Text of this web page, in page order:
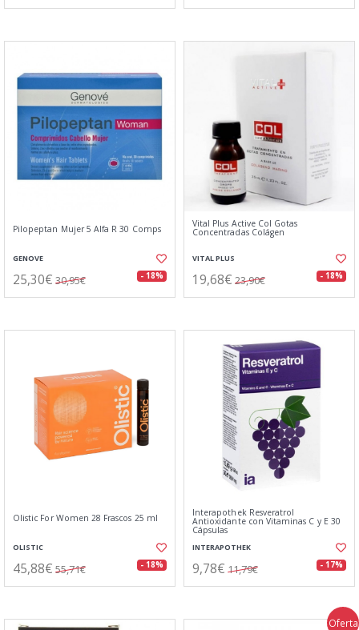
Pilopeptan Mujer 5 Alfa R 30 Comps
GENOVE
25,30€ 30,95€ - 18%
Vital Plus Active Col Gotas
Concentradas Colágen
VITAL PLUS
19,68€ 23,90€ - 18%
Olistic For Women 28 Frascos 25 ml
OLISTIC
45,88€ 55,71€ - 18%
Interapothek Resveratrol
Antioxidante con Vitaminas C y E 30
Cápsulas
INTERAPOTHEK
9,78€ 11,79€ - 17%
Oferta